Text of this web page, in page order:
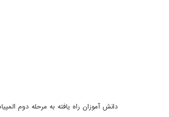
دانش آموزان راه یافته به مرحله دوم